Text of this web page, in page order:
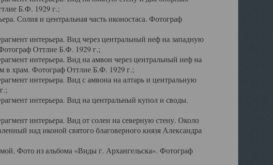
Б.Ф. 1929 г.;
Солия и центральная часть иконостаса. Фотограф
интерьера. Вид через центральный неф на западную
Оттлие Б.Ф. 1929 г.;
интерьера. Вид на амвон через центральный неф на
в храм. Фотограф Оттлие Б.Ф. 1929 г.;
интерьера. Вид с амвона на алтарь и центральную
интерьера. Вид на центральный купол и своды.
интерьера. Вид от солеи на северную стену. Около
над иконой святого благоверного князя Александра
Фото из альбома «Виды г. Архангельска». Фотограф